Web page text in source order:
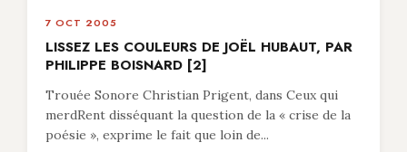
7 OCT 2005
LISSEZ LES COULEURS DE JOËL HUBAUT, PAR
PHILIPPE BOISNARD [2]
Trouée Sonore Christian Prigent, dans Ceux qui
merdRent disséquant la question de la « crise de la
poésie », exprime le fait que loin de...